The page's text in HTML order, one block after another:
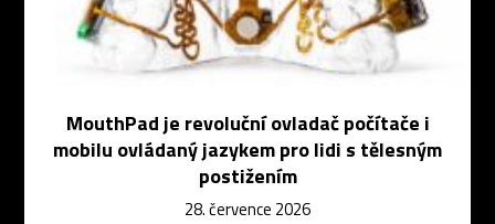
MouthPad je revoluční ovladač počítače i
mobilu ovládaný jazykem pro lidi s tělesným
postižením
28. července 2026